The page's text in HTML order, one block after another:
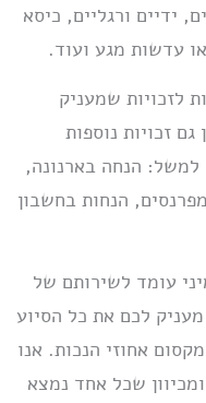
ידיים ורגליים, כיסא
עדשות מגע ועוד.
לזכויות שמעניק
זכויות נוספות
למשל: הנחה בארנונה,
הנחות בחשבון
עומד לשירותם של
לכם את כל הסיוע
אחוזי הנכות. אנו
שכל אחד נמצא